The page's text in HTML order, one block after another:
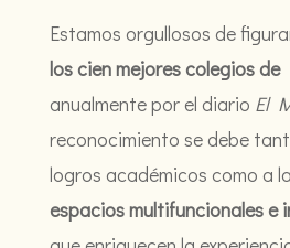
Estamos orgullosos de
los cien mejores colegios de
anualmente por el diario El
reconocimiento se debe
logros académicos como a la
espacios multifuncionales e